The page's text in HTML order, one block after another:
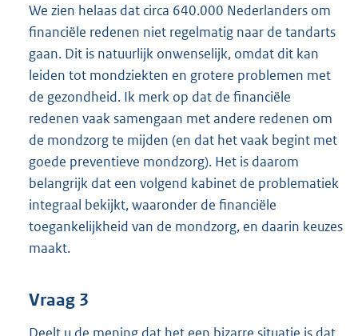
We zien helaas dat circa 640.000 Nederlanders om
financiële redenen niet regelmatig naar de tandarts
gaan. Dit is natuurlijk onwenselijk, omdat dit kan
leiden tot mondziekten en grotere problemen met
de gezondheid. Ik merk op dat de financiële
redenen vaak samengaan met andere redenen om
de mondzorg te mijden (en dat het vaak begint met
goede preventieve mondzorg). Het is daarom
belangrijk dat een volgend kabinet de problematiek
integraal bekijkt, waaronder de financiële
toegankelijkheid van de mondzorg, en daarin keuzes
maakt.
Vraag 3